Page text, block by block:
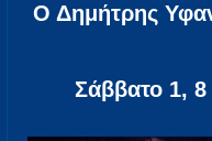
Ο Δημήτρης
Σάββατο 1, 8